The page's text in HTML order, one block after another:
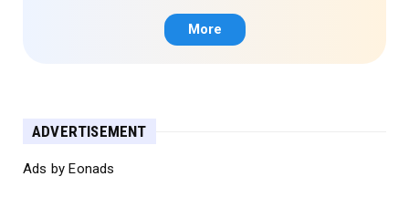
More
ADVERTISEMENT
Ads by Eonads